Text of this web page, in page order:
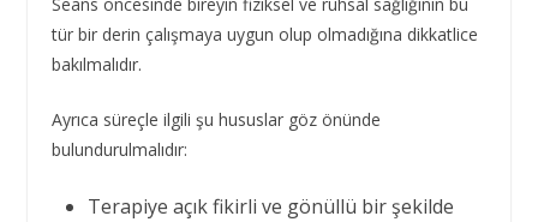
Seans öncesinde bireyin fiziksel ve ruhsal sağlığının bu
tür bir derin çalışmaya uygun olup olmadığına dikkatlice
bakılmalıdır.
Ayrıca süreçle ilgili şu hususlar göz önünde
bulundurulmalıdır:
Terapiye açık fikirli ve gönüllü bir şekilde